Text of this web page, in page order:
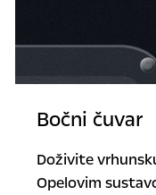
Bočni čuvar
Doživite
Opelovim